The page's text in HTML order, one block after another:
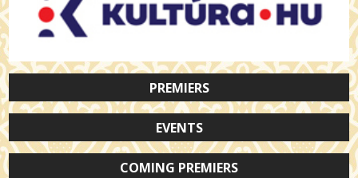
PREMIERS
EVENTS
COMING PREMIERS